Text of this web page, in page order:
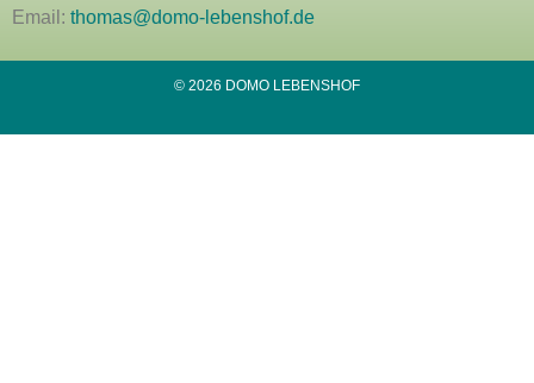
Email: thomas@domo-lebenshof.de
© 2026 DOMO LEBENSHOF